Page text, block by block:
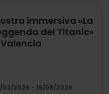
immersiva «La
del Titanic»
02/2026 - 16/08/2026